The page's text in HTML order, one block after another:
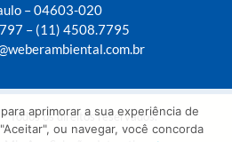
– 04603-020
– (11) 4508.7795
Todos os direitos reservados.
aprimorar a sua experiência de
ou navegar, você concorda